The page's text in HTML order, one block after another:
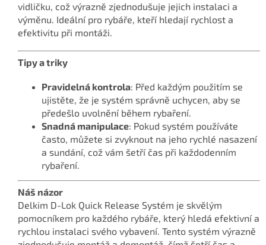
vidličku, což výrazně zjednodušuje jejich instalaci a
výměnu. Ideální pro rybáře, kteří hledají rychlost a
efektivitu při montáži.
Tipy a triky
Pravidelná kontrola: Před každým použitím se
ujistěte, že je systém správně uchycen, aby se
předešlo uvolnění během rybaření.
Snadná manipulace: Pokud systém používáte
často, můžete si zvyknout na jeho rychlé nasazení
a sundání, což vám šetří čas při každodenním
rybaření.
Náš názor
Delkim D-Lok Quick Release Systém je skvělým
pomocníkem pro každého rybáře, který hledá efektivní a
rychlou instalaci svého vybavení. Tento systém výrazně